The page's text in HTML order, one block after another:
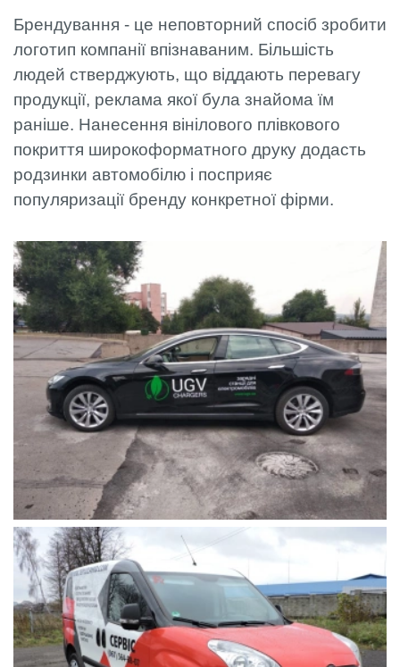
Брендування - це неповторний спосіб зробити
логотип компанії впізнаваним. Більшість
людей стверджують, що віддають перевагу
продукції, реклама якої була знайома їм
раніше. Нанесення вінілового плівкового
покриття широкоформатного друку додасть
родзинки автомобілю і посприяє
популяризації бренду конкретної фірми.